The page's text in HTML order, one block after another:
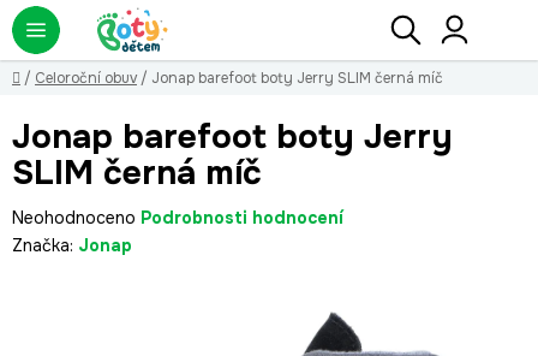
Přejít
na
obsah
Hledat
Domů
/ Celoroční obuv / Jonap barefoot boty Jerry SLIM černá míč
Jonap barefoot boty Jerry
SLIM černá míč
Průměrné
hodnocení
Neohodnoceno Podrobnosti hodnocení
Značka: Jonap